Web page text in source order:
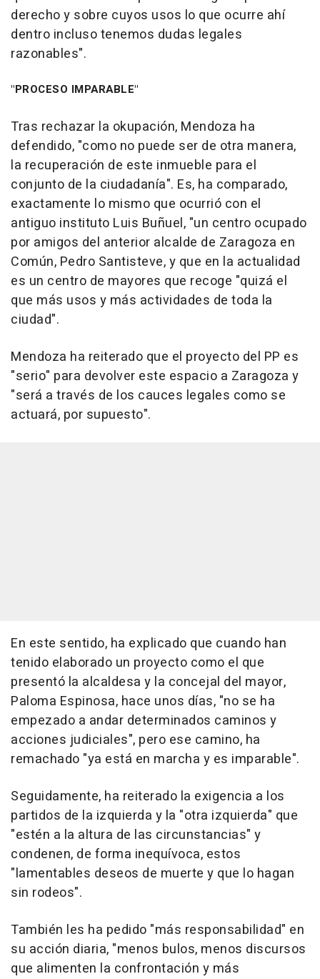
derecho y sobre cuyos usos lo que ocurre ahí
dentro incluso tenemos dudas legales
razonables".
"PROCESO IMPARABLE"
Tras rechazar la okupación, Mendoza ha
defendido, "como no puede ser de otra manera,
la recuperación de este inmueble para el
conjunto de la ciudadanía". Es, ha comparado,
exactamente lo mismo que ocurrió con el
antiguo instituto Luis Buñuel, "un centro ocupado
por amigos del anterior alcalde de Zaragoza en
Común, Pedro Santisteve, y que en la actualidad
es un centro de mayores que recoge "quizá el
que más usos y más actividades de toda la
ciudad".
Mendoza ha reiterado que el proyecto del PP es
"serio" para devolver este espacio a Zaragoza y
"será a través de los cauces legales como se
actuará, por supuesto".
En este sentido, ha explicado que cuando han
tenido elaborado un proyecto como el que
presentó la alcaldesa y la concejal del mayor,
Paloma Espinosa, hace unos días, "no se ha
empezado a andar determinados caminos y
acciones judiciales", pero ese camino, ha
remachado "ya está en marcha y es imparable".
Seguidamente, ha reiterado la exigencia a los
partidos de la izquierda y la "otra izquierda" que
"estén a la altura de las circunstancias" y
condenen, de forma inequívoca, estos
"lamentables deseos de muerte y que lo hagan
sin rodeos".
También les ha pedido "más responsabilidad" en
su acción diaria, "menos bulos, menos discursos
que alimenten la confrontación y más